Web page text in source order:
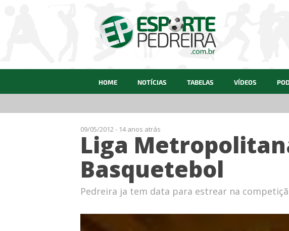
HOME NOTÍCIAS TABELAS VÍDEOS
09/05/2012 - 14 anos atrás
Liga
Basquetebol
Pedreira ja tem data para estrear na